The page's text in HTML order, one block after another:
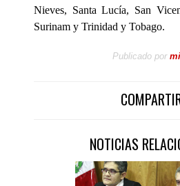
Nieves, Santa Lucía, San
Surinam y Trinidad y Tobago.
Publicado por
NOTICIAS